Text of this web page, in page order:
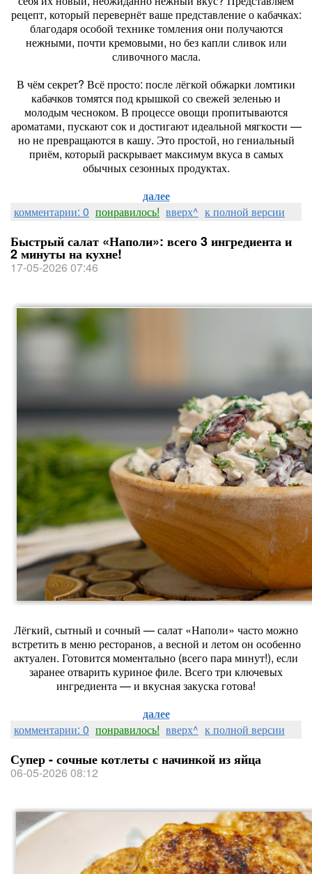
рецепт, который перевернёт ваше представление о кабачках:
благодаря особой технике томления они получаются
нежными, почти кремовыми, но без капли сливок или
сливочного масла.
В чём секрет? Всё просто: после лёгкой обжарки ломтики
кабачков томятся под крышкой со свежей зеленью и
молодым чесноком. В процессе овощи пропитываются
ароматами, пускают сок и достигают идеальной мягкости —
но не превращаются в кашу. Это простой, но гениальный
приём, который раскрывает максимум вкуса в самых
обычных сезонных продуктах.
далее
комментарии: 0 понравилось! вверх^ к полной версии
Быстрый салат «Наполи»: всего 3 ингредиента и
2 минуты на кухне!
17-05-2026 07:46
Лёгкий, сытный и сочный — салат «Наполи» часто можно
встретить в меню ресторанов, а весной и летом он особенно
актуален. Готовится моментально (всего пара минут!), если
заранее отварить куриное филе. Всего три ключевых
ингредиента — и вкусная закуска готова!
далее
комментарии: 0 понравилось! вверх^ к полной версии
Супер - сочные котлеты с начинкой из яйца
06-05-2026 08:12